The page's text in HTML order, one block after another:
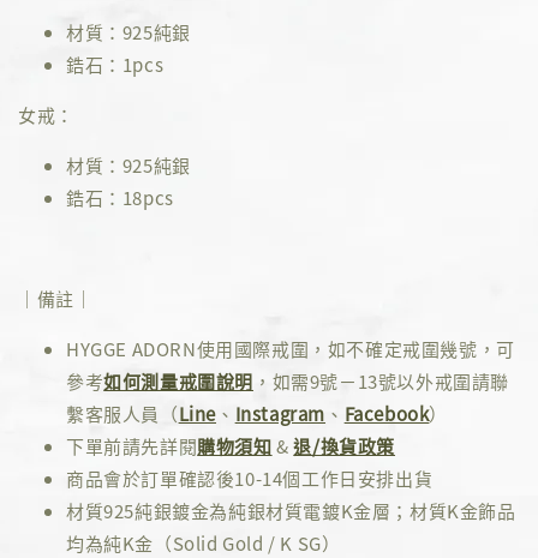
材質：925純銀
鋯石：1pcs
女戒：
材質：925純銀
鋯石：18pcs
｜備註｜
HYGGE ADORN使用國際戒圍，如不確定戒圍幾號，可
參考如何測量戒圍說明 ，如需9號－13號以外戒圍請聯
繫客服人員（Line 、 Instagram 、 Facebook）
下單前請先詳閱購物須知&退/換貨政策
商品會於訂單確認後10-14個工作日安排出貨
材質925純銀鍍金為純銀材質電鍍K金層；材質K金飾品
均為純K金（Solid Gold / K SG）